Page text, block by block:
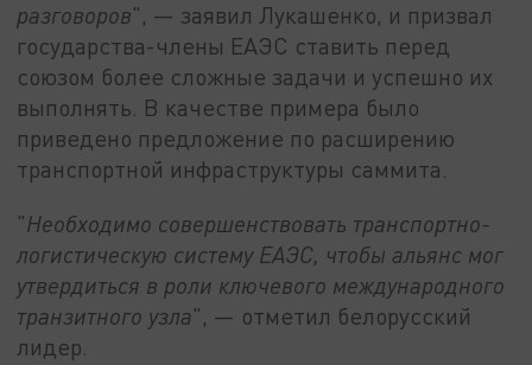
разговоров", — заявил Лукашенко, и призвал
государства-члены ЕАЭС ставить перед
союзом более сложные задачи и успешно их
выполнять. В качестве примера было
приведено предложение по расширению
транспортной инфраструктуры саммита.
"Необходимо совершенствовать транспортно-
логистическую систему ЕАЭС, чтобы альянс мог
утвердиться в роли ключевого международного
транзитного узла", — отметил белорусский
лидер.